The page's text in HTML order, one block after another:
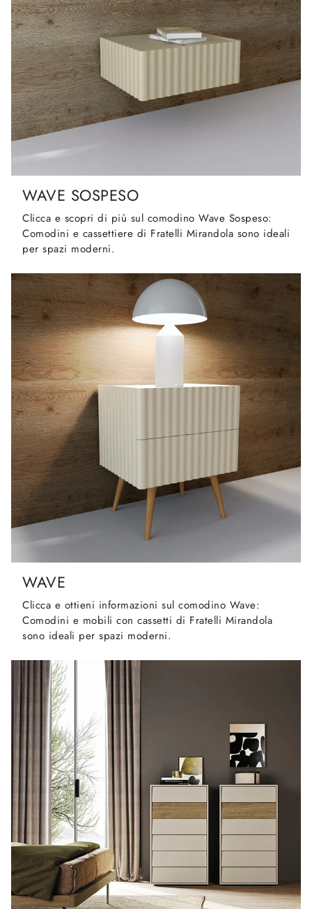
WAVE SOSPESO
Clicca e scopri di più sul comodino Wave Sospeso:
Comodini e cassettiere di Fratelli Mirandola sono ideali
per spazi moderni.
WAVE
Clicca e ottieni informazioni sul comodino Wave:
Comodini e mobili con cassetti di Fratelli Mirandola
sono ideali per spazi moderni.